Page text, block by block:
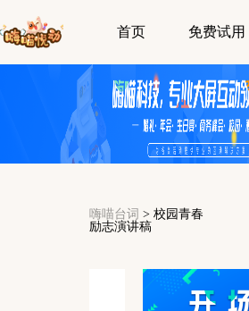
首页 免费试用
嗨喵台词 > 校园青春
励志演讲稿